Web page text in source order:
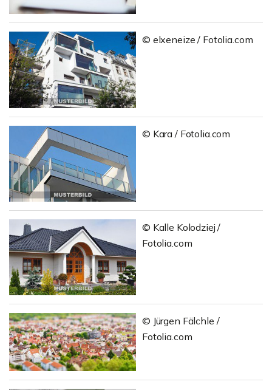
© elxeneize / Fotolia.com
© Kara / Fotolia.com
© Kalle Kolodziej /
Fotolia.com
© Jürgen Fälchle /
Fotolia.com